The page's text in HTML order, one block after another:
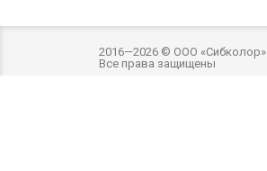
2016—2026 © ООО «Сибколор»
Все права защищены